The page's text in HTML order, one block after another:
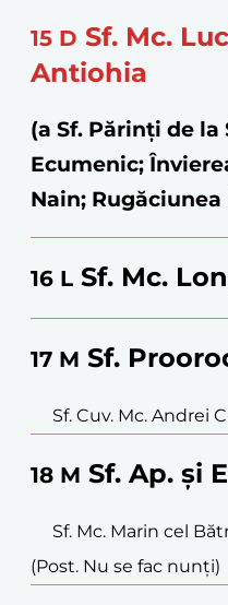
15 D Sf. Mc.
Antiohia
(a Sf. Părinţi de
Ecumenic;
Nain; Rugăciunea
16 L Sf. Mc.
17 M Sf.
Sf. Cuv. Mc. Andrei
18 M Sf. Ap. și
Sf. Mc. Marin cel
(Post. Nu se fac nunți)